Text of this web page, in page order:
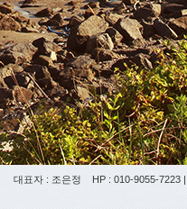
대표자 : 조은정
HP : 010-9055-7223